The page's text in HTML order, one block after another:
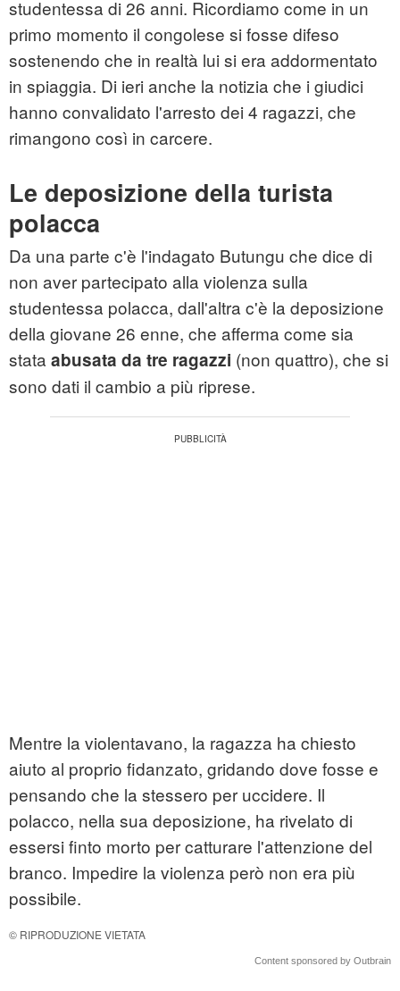
studentessa di 26 anni. Ricordiamo come in un
primo momento il congolese si fosse difeso
sostenendo che in realtà lui si era addormentato
in spiaggia. Di ieri anche la notizia che i giudici
hanno convalidato l'arresto dei 4 ragazzi, che
rimangono così in carcere.
Le deposizione della turista
polacca
Da una parte c'è l'indagato Butungu che dice di
non aver partecipato alla violenza sulla
studentessa polacca, dall'altra c'è la deposizione
della giovane 26 enne, che afferma come sia
stata abusata da tre ragazzi (non quattro), che si
sono dati il cambio a più riprese.
Mentre la violentavano, la ragazza ha chiesto
aiuto al proprio fidanzato, gridando dove fosse e
pensando che la stessero per uccidere. Il
polacco, nella sua deposizione, ha rivelato di
essersi finto morto per catturare l'attenzione del
branco. Impedire la violenza però non era più
possibile.
© RIPRODUZIONE VIETATA
Content sponsored by Outbrain